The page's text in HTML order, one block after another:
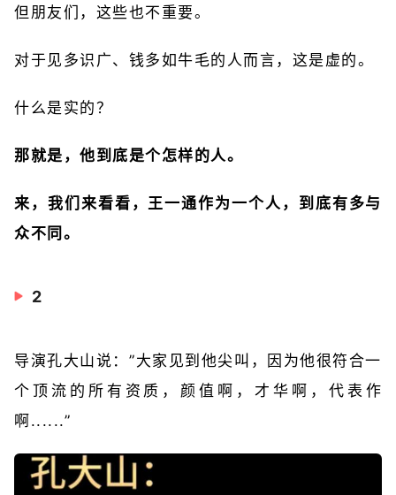
但朋友们，这些也不重要。
对于见多识广、钱多如牛毛的人而言，这是虚的。
什么是实的？
那就是，他到底是个怎样的人。
来，我们来看看，王一通作为一个人，到底有多与
众不同。
2
导演孔大山说：”大家见到他尖叫，因为他很符合一
个顶流的所有资质，颜值啊，才华啊，代表作
啊......”